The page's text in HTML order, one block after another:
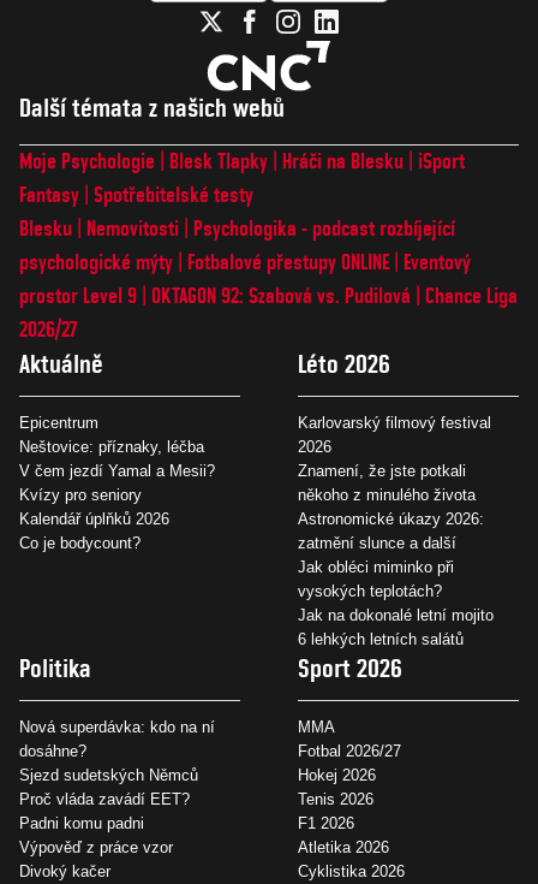
Další témata z našich webů
Moje Psychologie Blesk Tlapky Hráči na Blesku
iSport
Fantasy Spotřebitelské testy
Blesku
Nemovitosti
Psychologika - podcast rozbíjející
psychologické mýty
Fotbalové přestupy ONLINE
Eventový
prostor Level 9 OKTAGON 92: Szabová vs. Pudilová
Chance Liga
2026/27
Aktuálně
Epicentrum
Neštovice: příznaky, léčba
V čem jezdí Yamal a Mesii?
Kvízy pro seniory
Kalendář úplňků 2026
Co je bodycount?
Léto 2026
Karlovarský filmový festival
2026
Znamení, že jste potkali
někoho z minulého života
Astronomické úkazy 2026:
zatmění slunce a další
Jak obléci miminko při
vysokých teplotách?
Jak na dokonalé letní mojito
6 lehkých letních salátů
Politika
Nová superdávka: kdo na ní
dosáhne?
Sjezd sudetských Němců
Proč vláda zavádí EET?
Padni komu padni
Výpověď z práce vzor
Divoký kačer
Sport 2026
MMA
Fotbal 2026/27
Hokej 2026
Tenis 2026
F1 2026
Atletika 2026
Cyklistika 2026